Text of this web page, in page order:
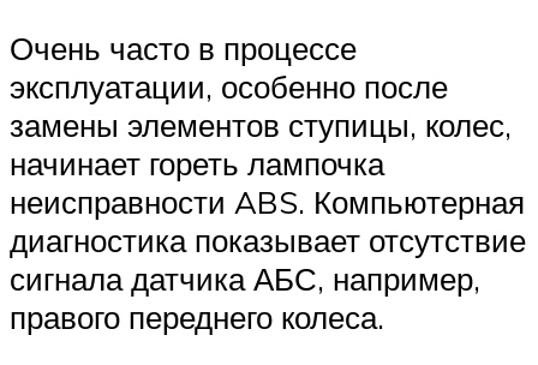
Очень часто в процессе
эксплуатации, особенно после
замены элементов ступицы, колес,
начинает гореть лампочка
неисправности ABS. Компьютерная
диагностика показывает отсутствие
сигнала датчика АБС, например,
правого переднего колеса.